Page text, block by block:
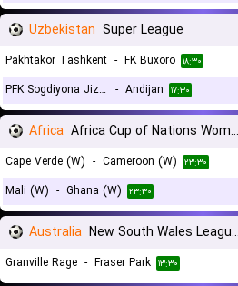
Uzbekistan Super League
Pakhtakor Tashkent - FK Buxoro ۱۸:۳۰
PFK Sogdiyona Jizzax - Andijan ۱۷:۳۰
Africa Africa Cup of Nations Women
Cape Verde (W) - Cameroon (W) ۲۳:۳۰
Mali (W) - Ghana (W) ۲۳:۳۰
Australia New South Wales League 2
Granville Rage - Fraser Park ۱۳:۳۰